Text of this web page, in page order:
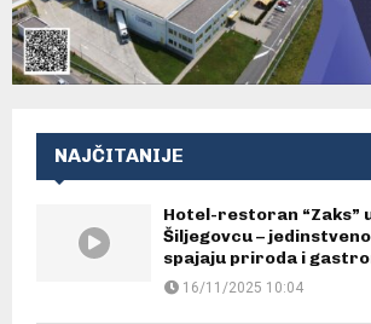
NAJČITANIJE
Hotel-restoran “Zaks”
Šiljegovcu –
spajaju priroda i
16/11/2025 10:04